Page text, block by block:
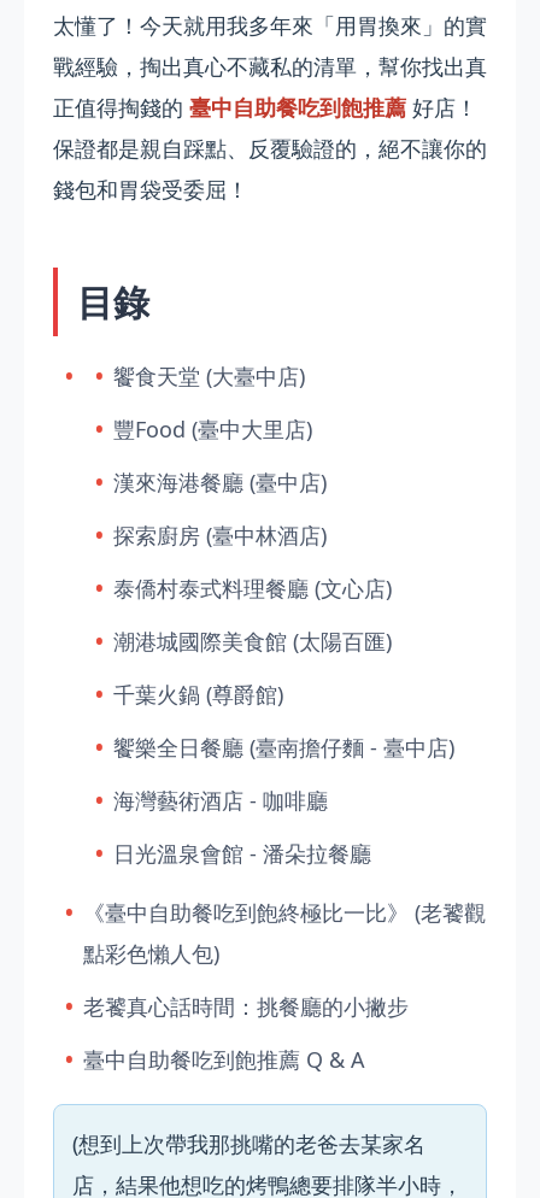
太懂了！今天就用我多年來「用胃換來」的實
戰經驗，掏出真心不藏私的清單，幫你找出真
正值得掏錢的 臺中自助餐吃到飽推薦 好店！
保證都是親自踩點、反覆驗證的，絕不讓你的
錢包和胃袋受委屈！
目錄
饗食天堂 (大臺中店)
豐Food (臺中大里店)
漢來海港餐廳 (臺中店)
探索廚房 (臺中林酒店)
泰僑村泰式料理餐廳 (文心店)
潮港城國際美食館 (太陽百匯)
千葉火鍋 (尊爵館)
饗樂全日餐廳 (臺南擔仔麵 - 臺中店)
海灣藝術酒店 - 咖啡廳
日光溫泉會館 - 潘朵拉餐廳
《臺中自助餐吃到飽終極比一比》 (老饕觀
點彩色懶人包)
老饕真心話時間：挑餐廳的小撇步
臺中自助餐吃到飽推薦 Q & A
(想到上次帶我那挑嘴的老爸去某家名
店，結果他想吃的烤鴨總要排隊半小時，